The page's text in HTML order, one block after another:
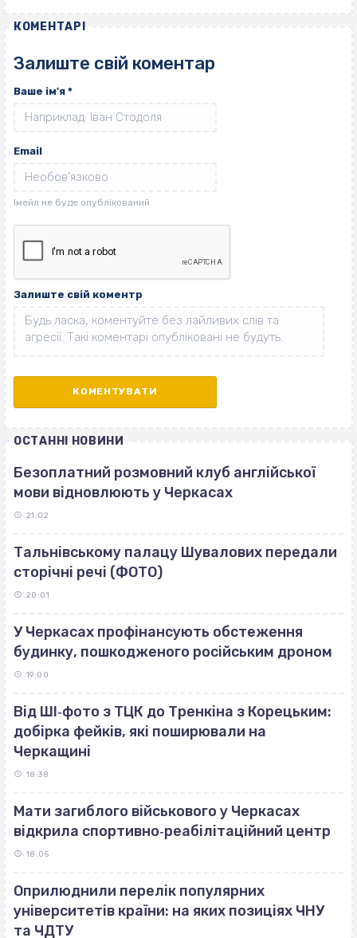
КОМЕНТАРІ
Залиште свій коментар
Ваше ім'я *
Email
Залиште свій коментр
ОСТАННІ НОВИНИ
Безоплатний розмовний клуб англійської
мови відновлюють у Черкасах
21:02
Тальнівському палацу Шувалових передали
сторічні речі (ФОТО)
20:01
У Черкасах профінансують обстеження
будинку, пошкодженого російським дроном
19:00
Від ШІ‐фото з ТЦК до Тренкіна з Корецьким:
добірка фейків, які поширювали на
Черкащині
18:38
Мати загиблого військового у Черкасах
відкрила спортивно‐реабілітаційний центр
18:05
Оприлюднили перелік популярних
університетів країни: на яких позиціях ЧНУ
та ЧДТУ